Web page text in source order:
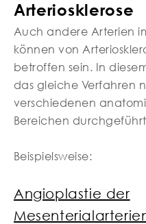
Arteriosklerose
Auch andere Arterien
können von
betroffen sein. In
das gleiche Verfahren
verschiedenen
Bereichen
Beispielsweise:
Angioplastie der